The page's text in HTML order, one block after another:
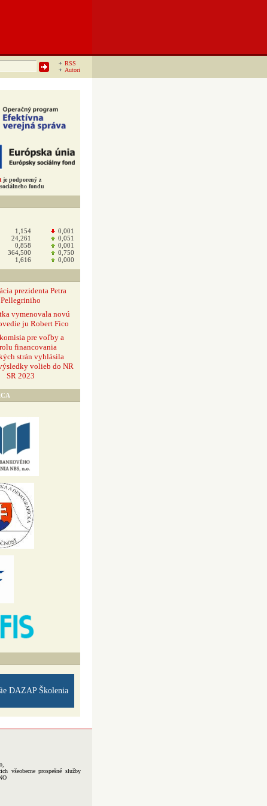
RSS
Autori
je podporený z
fondu
1,154
0,001
24,261
0,051
0,858
0,001
364,500
0,750
1,616 0,000
prezidenta Petra
Pellegriniho
vymenovala novú
ju Robert Fico
pre voľby a
financovania
strán vyhlásila
volieb do NR
SR 2023
DAZAP Školenia
všeobecne prospešné služby